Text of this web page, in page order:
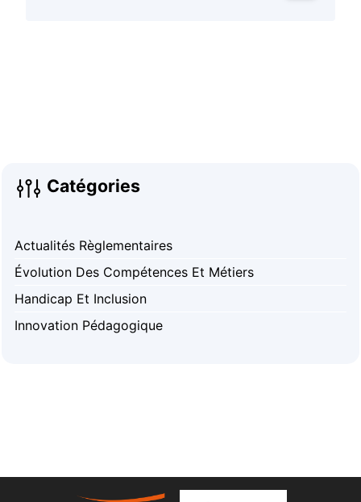
Catégories
Actualités Règlementaires
Évolution Des Compétences Et Métiers
Handicap Et Inclusion
Innovation Pédagogique